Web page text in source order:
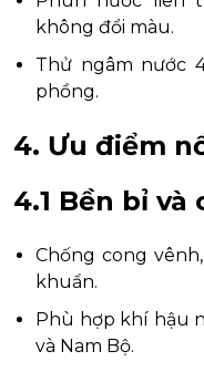
không đổi màu.
Thử ngâm nước
phồng.
4. Ưu điểm
4.1 Bền bỉ và
Chống cong
khuẩn.
Phù hợp khí hậu
và Nam Bộ.